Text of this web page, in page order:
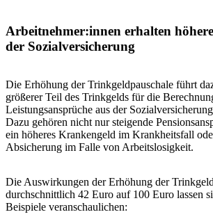
Arbeitnehmer:innen erhalten
der Sozialversicherung
Die Erhöhung der Trinkgeldpauschale führt
größerer Teil des Trinkgelds für die
Leistungsansprüche aus der
Dazu gehören nicht nur steigende
ein höheres Krankengeld im Krankheitsfall
Absicherung im Falle von Arbeitslosigkeit.
Die Auswirkungen der Erhöhung der
durchschnittlich 42 Euro auf 100 Euro lassen
Beispiele veranschaulichen: